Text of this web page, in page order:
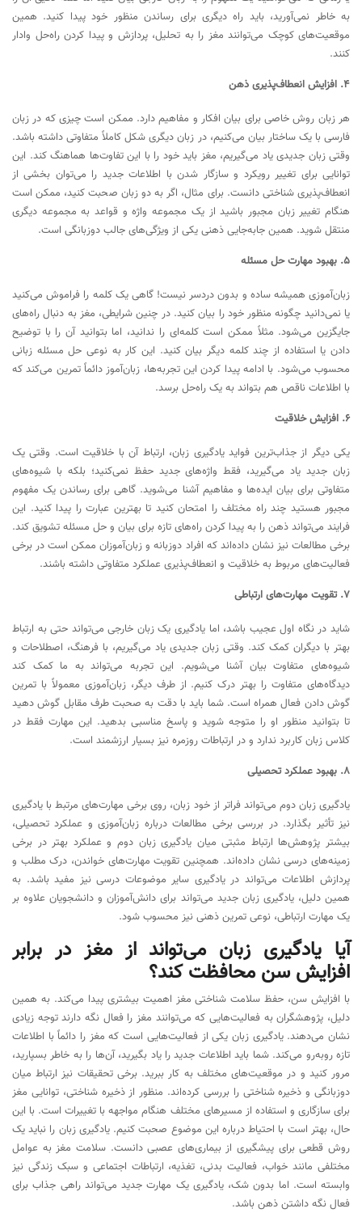
به خاطر نمی‌آورید، باید راه دیگری برای رساندن منظور خود پیدا کنید. همین
موقعیت‌های کوچک می‌توانند مغز را به تحلیل، پردازش و پیدا کردن راه‌حل وادار
کنند.
4. افزایش انعطاف‌پذیری ذهن
هر زبان روش خاصی برای بیان افکار و مفاهیم دارد. ممکن است چیزی که در زبان
فارسی با یک ساختار بیان می‌کنیم، در زبان دیگری شکل کاملاً متفاوتی داشته باشد.
وقتی زبان جدیدی یاد می‌گیریم، مغز باید خود را با این تفاوت‌ها هماهنگ کند. این
توانایی برای تغییر رویکرد و سازگار شدن با اطلاعات جدید را می‌توان بخشی از
انعطاف‌پذیری شناختی دانست. برای مثال، اگر به دو زبان صحبت کنید، ممکن است
هنگام تغییر زبان مجبور باشید از یک مجموعه واژه و قواعد به مجموعه دیگری
منتقل شوید. همین جابه‌جایی ذهنی یکی از ویژگی‌های جالب دوزبانگی است.
5. بهبود مهارت حل مسئله
زبان‌آموزی همیشه ساده و بدون دردسر نیست! گاهی یک کلمه را فراموش می‌کنید
یا نمی‌دانید چگونه منظور خود را بیان کنید. در چنین شرایطی، مغز به دنبال راه‌های
جایگزین می‌شود. مثلاً ممکن است کلمه‌ای را ندانید، اما بتوانید آن را با توضیح
دادن یا استفاده از چند کلمه دیگر بیان کنید. این کار به نوعی حل مسئله زبانی
محسوب می‌شود. با ادامه پیدا کردن این تجربه‌ها، زبان‌آموز دائماً تمرین می‌کند که
با اطلاعات ناقص هم بتواند به یک راه‌حل برسد.
6. افزایش خلاقیت
یکی دیگر از جذاب‌ترین فواید یادگیری زبان، ارتباط آن با خلاقیت است. وقتی یک
زبان جدید یاد می‌گیرید، فقط واژه‌های جدید حفظ نمی‌کنید؛ بلکه با شیوه‌های
متفاوتی برای بیان ایده‌ها و مفاهیم آشنا می‌شوید. گاهی برای رساندن یک مفهوم
مجبور هستید چند راه مختلف را امتحان کنید تا بهترین عبارت را پیدا کنید. این
فرایند می‌تواند ذهن را به پیدا کردن راه‌های تازه برای بیان و حل مسئله تشویق کند.
برخی مطالعات نیز نشان داده‌اند که افراد دوزبانه و زبان‌آموزان ممکن است در برخی
فعالیت‌های مربوط به خلاقیت و انعطاف‌پذیری عملکرد متفاوتی داشته باشند.
7. تقویت مهارت‌های ارتباطی
شاید در نگاه اول عجیب باشد، اما یادگیری یک زبان خارجی می‌تواند حتی به ارتباط
بهتر با دیگران کمک کند. وقتی زبان جدیدی یاد می‌گیریم، با فرهنگ، اصطلاحات و
شیوه‌های متفاوت بیان آشنا می‌شویم. این تجربه می‌تواند به ما کمک کند
دیدگاه‌های متفاوت را بهتر درک کنیم. از طرف دیگر، زبان‌آموزی معمولاً با تمرین
گوش دادن فعال همراه است. شما باید با دقت به صحبت طرف مقابل گوش دهید
تا بتوانید منظور او را متوجه شوید و پاسخ مناسبی بدهید. این مهارت فقط در
کلاس زبان کاربرد ندارد و در ارتباطات روزمره نیز بسیار ارزشمند است.
8. بهبود عملکرد تحصیلی
یادگیری زبان دوم می‌تواند فراتر از خود زبان، روی برخی مهارت‌های مرتبط با یادگیری
نیز تأثیر بگذارد. در بررسی برخی مطالعات درباره زبان‌آموزی و عملکرد تحصیلی،
بیشتر پژوهش‌ها ارتباط مثبتی میان یادگیری زبان دوم و عملکرد بهتر در برخی
زمینه‌های درسی نشان داده‌اند. همچنین تقویت مهارت‌های خواندن، درک مطلب و
پردازش اطلاعات می‌تواند در یادگیری سایر موضوعات درسی نیز مفید باشد. به
همین دلیل، یادگیری زبان جدید می‌تواند برای دانش‌آموزان و دانشجویان علاوه بر
یک مهارت ارتباطی، نوعی تمرین ذهنی نیز محسوب شود.
آیا یادگیری زبان می‌تواند از مغز در برابر
افزایش سن محافظت کند؟
با افزایش سن، حفظ سلامت شناختی مغز اهمیت بیشتری پیدا می‌کند. به همین
دلیل، پژوهشگران به فعالیت‌هایی که می‌توانند مغز را فعال نگه دارند توجه زیادی
نشان می‌دهند. یادگیری زبان یکی از فعالیت‌هایی است که مغز را دائماً با اطلاعات
تازه روبه‌رو می‌کند. شما باید اطلاعات جدید را یاد بگیرید، آن‌ها را به خاطر بسپارید،
مرور کنید و در موقعیت‌های مختلف به کار ببرید. برخی تحقیقات نیز ارتباط میان
دوزبانگی و ذخیره شناختی را بررسی کرده‌اند. منظور از ذخیره شناختی، توانایی مغز
برای سازگاری و استفاده از مسیرهای مختلف هنگام مواجهه با تغییرات است. با این
حال، بهتر است با احتیاط درباره این موضوع صحبت کنیم. یادگیری زبان را نباید یک
روش قطعی برای پیشگیری از بیماری‌های عصبی دانست. سلامت مغز به عوامل
مختلفی مانند خواب، فعالیت بدنی، تغذیه، ارتباطات اجتماعی و سبک زندگی نیز
وابسته است. اما بدون شک، یادگیری یک مهارت جدید می‌تواند راهی جذاب برای
فعال نگه داشتن ذهن باشد.